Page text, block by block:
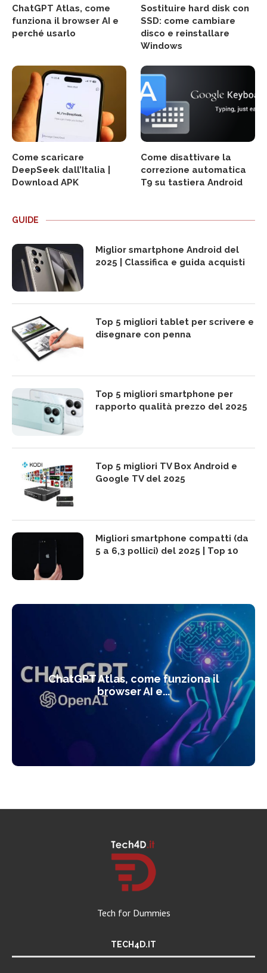
ChatGPT Atlas, come
funziona il browser AI e
perché usarlo
Sostituire hard disk con
SSD: come cambiare
disco e reinstallare
Windows
Come scaricare
DeepSeek dall’Italia |
Download APK
Come disattivare la
correzione automatica
T9 su tastiera Android
GUIDE
Miglior smartphone Android del
2025 | Classifica e guida acquisti
Top 5 migliori tablet per scrivere e
disegnare con penna
Top 5 migliori smartphone per
rapporto qualità prezzo del 2025
Top 5 migliori TV Box Android e
Google TV del 2025
Migliori smartphone compatti (da
5 a 6,3 pollici) del 2025 | Top 10
ChatGPT Atlas, come funziona il
browser AI e...
Tech for Dummies
TECH4D.IT